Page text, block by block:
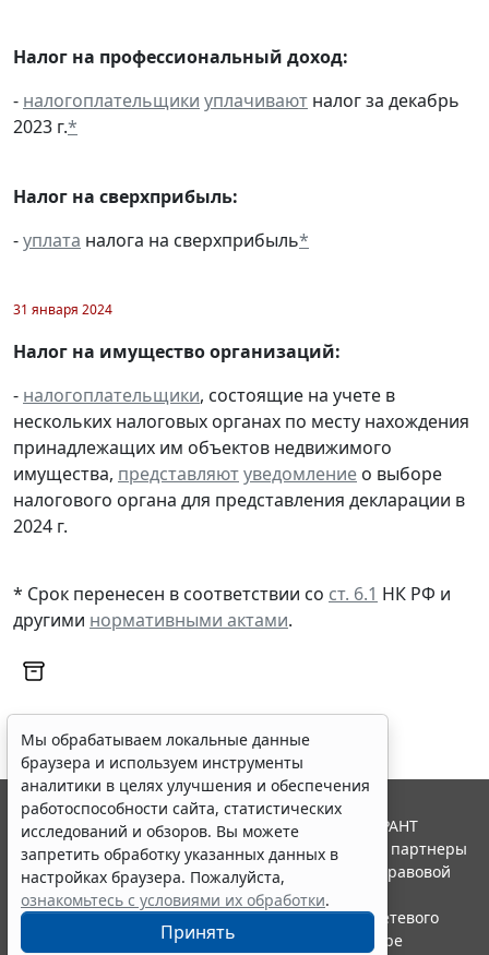
Налог на профессиональный доход:
- налогоплательщики уплачивают налог за декабрь
2023 г.*
Налог на сверхприбыль:
-уплата налога на сверхприбыль*
31 января 2024
Налог на имущество организаций:
- налогоплательщики, состоящие на учете в
нескольких налоговых органах по месту нахождения
принадлежащих им объектов недвижимого
имущества, представляютуведомление о выборе
налогового органа для представления декларации в
2024 г.
* Срок перенесен в соответствии со ст. 6.1 НК РФ и
другими нормативными актами.
Мы обрабатываем локальные данные
браузера и используем инструменты
аналитики в целях улучшения и обеспечения
работоспособности сайта, статистических
исследований и обзоров. Вы можете
запретить обработку указанных данных в
настройках браузера. Пожалуйста,
ознакомьтесь с условиями их обработки.
Принять
© ООО "НПП "ГАРАНТ-СЕРВИС", 2026. Система ГАРАНТ
выпускается с 1990 года. Компания "Гарант" и ее партнеры
являются участниками Российской ассоциации правовой
информации ГАРАНТ.
Портал ГАРАНТ.РУ зарегистрирован в качестве сетевого
издания Федеральной службой по надзору в сфере